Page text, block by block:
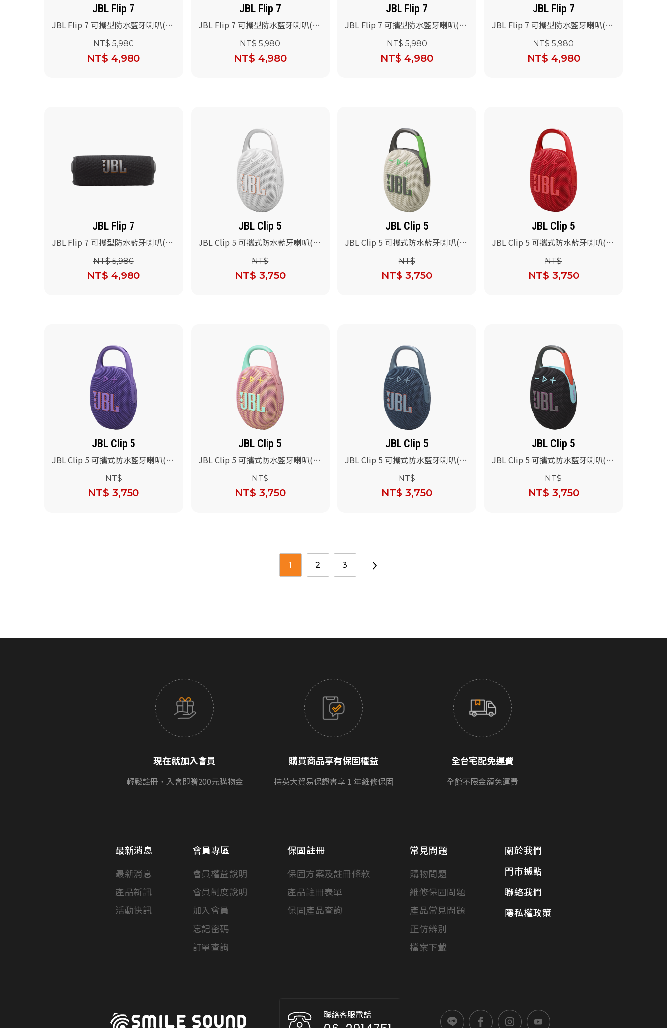
JBL Flip 7
JBL Flip 7 可攜型防水藍牙喇叭(紫
NT$ 5,980
NT$ 4,980
JBL Flip 7
JBL Flip 7 可攜型防水藍牙喇叭(粉
NT$ 5,980
NT$ 4,980
JBL Flip 7
JBL Flip 7 可攜型防水藍牙喇叭(藍
NT$ 5,980
NT$ 4,980
JBL Flip 7
JBL Flip 7 可攜型防水藍牙喇叭(黑
NT$ 5,980
NT$ 4,980
JBL Flip 7
JBL Flip 7 可攜型防水藍牙喇叭(黑
NT$ 5,980
NT$ 4,980
JBL Clip 5
JBL Clip 5 可攜式防水藍牙喇叭(白
NT$
NT$ 3,750
JBL Clip 5
JBL Clip 5 可攜式防水藍牙喇叭(沙
NT$
NT$ 3,750
JBL Clip 5
JBL Clip 5 可攜式防水藍牙喇叭(紅
NT$
NT$ 3,750
JBL Clip 5
JBL Clip 5 可攜式防水藍牙喇叭(紫
NT$
NT$ 3,750
JBL Clip 5
JBL Clip 5 可攜式防水藍牙喇叭(粉
NT$
NT$ 3,750
JBL Clip 5
JBL Clip 5 可攜式防水藍牙喇叭(藍
NT$
NT$ 3,750
JBL Clip 5
JBL Clip 5 可攜式防水藍牙喇叭(黑
NT$
NT$ 3,750
1 2 3
現在就加入會員
輕鬆註冊，入會即贈200元購物金
購買商品享有保固權益
持英大貿易保證書享 1 年維修保固
全台宅配免運費
全館不限金額免運費
最新消息
最新消息
產品新訊
活動快訊
會員專區
會員權益說明
會員制度說明
加入會員
忘記密碼
訂單查詢
保固註冊
保固方案及註冊條款
產品註冊表單
保固產品查詢
常見問題
購物問題
維修保固問題
產品常見問題
正仿辨別
檔案下載
關於我們
門市據點
聯絡我們
隱私權政策
聯絡客服電話